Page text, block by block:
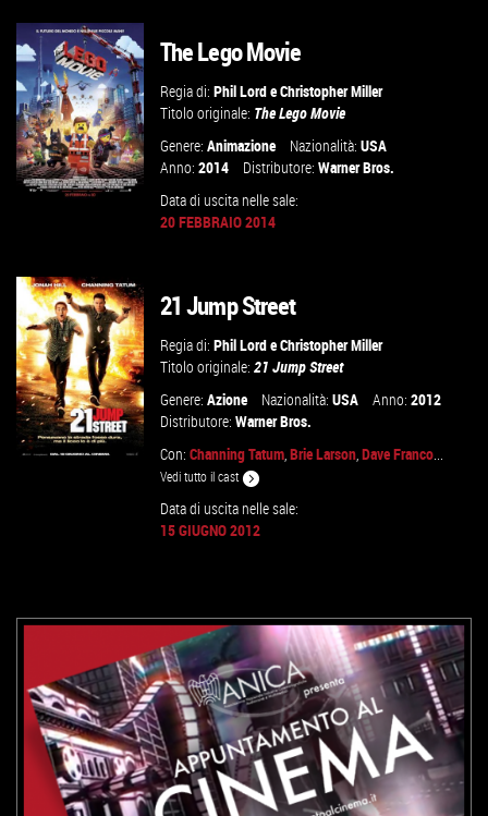
VAI ALLA SCHEDA
The Lego Movie
Regia di:Phil LordeChristopher Miller
Titolo originale: The Lego Movie
Genere:Animazione Nazionalità:USA
Anno:2014 Distributore:Warner Bros.
Data di uscita nelle sale:
20 FEBBRAIO 2014
21 Jump Street
Regia di:Phil LordeChristopher Miller
Titolo originale:21 Jump Street
Genere:Azione Nazionalità:USA Anno:2012
Distributore:Warner Bros.
Con:Channing Tatum,Brie Larson,Dave Franco...
Vedi tutto il cast
Data di uscita nelle sale:
15 GIUGNO 2012